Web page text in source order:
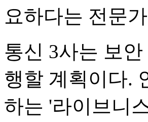
요하다는 전문
통신 3사는 보
행할 계획이다.
하는 '라이브니